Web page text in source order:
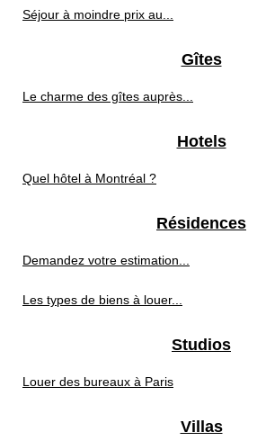
Séjour à moindre prix au...
Gîtes
Le charme des gîtes auprès...
Hotels
Quel hôtel à Montréal ?
Résidences
Demandez votre estimation...
Les types de biens à louer...
Studios
Louer des bureaux à Paris
Villas